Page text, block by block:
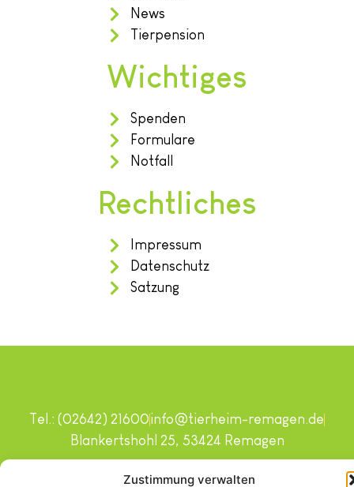
Zustimmung verwalten
News
Tierpension
Wichtiges
Spenden
Formulare
Notfall
Rechtliches
Impressum
Datenschutz
Satzung
Copyright © 2024. Alle Rechte vorbehalten.
Tel.: (02642) 21600info@tierheim-remagen.de
Blankertshohl 25, 53424 Remagen